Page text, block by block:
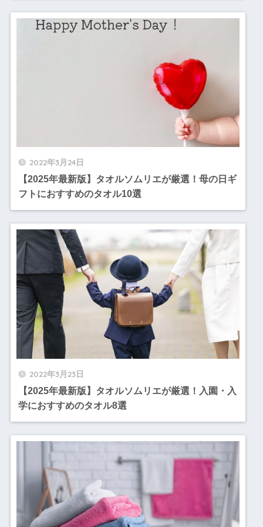
2022年3月24日
【2025年最新版】タオルソムリエが厳選！母の日ギ
フトにおすすめのタオル10選
2022年3月23日
【2025年最新版】タオルソムリエが厳選！入園・入
学におすすめのタオル8選